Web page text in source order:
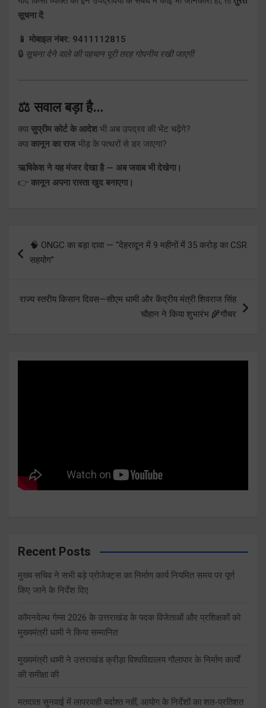
सूचना दें:
📱 मोबाइल नंबर: 9411112815
🔒 सूचना देने वाले की पहचान पूरी तरह गोपनीय रखी जाएगी
⚖️ सवाल बड़ा है…
क्यासुप्रीम कोर्ट के आदेश भी अब उपद्रव की भेंट चढ़ेंगे?
क्याकानून का राज भीड़ के पत्थरों से डर जाएगा?
ऋषिकेश ने यह मंजर देखा है — अब जवाब भी देखेगा।
👉 कानून अपना रास्ता खुद बनाएगा।
navigation
🧠 ONGC का बड़ा दावा — “देहरादून में 9 महीनों में 35 करोड़ का CSR
सहयोग”
राज्य स्तरीय किसान दिवस—सीएम धामी और केंद्रीय मंत्री शिवराज सिंह
चौहान ने किया शुभारंभ 🌾गौचर
Recent Posts
मुख्य सचिव ने सभी बड़े प्रोजेक्ट्स का निर्माण कार्य नियमित समय पर पूर्ण
किए जाने के निर्देश दिए
कॉमनवेल्थ गेम्स 2026 के उत्तराखंड के पदक विजेताओं और प्रशिक्षकों को
मुख्यमंत्री धामी ने किया सम्मानित
मुख्यमंत्री धामी ने उत्तराखंड क्रीड़ा विश्वविद्यालय गौलापार के निर्माण कार्यों
की समीक्षा की
मतदाता सुनवाई में लापरवाही बर्दाश्त नहीं, आयोग के निर्देशों का शत-प्रतिशत